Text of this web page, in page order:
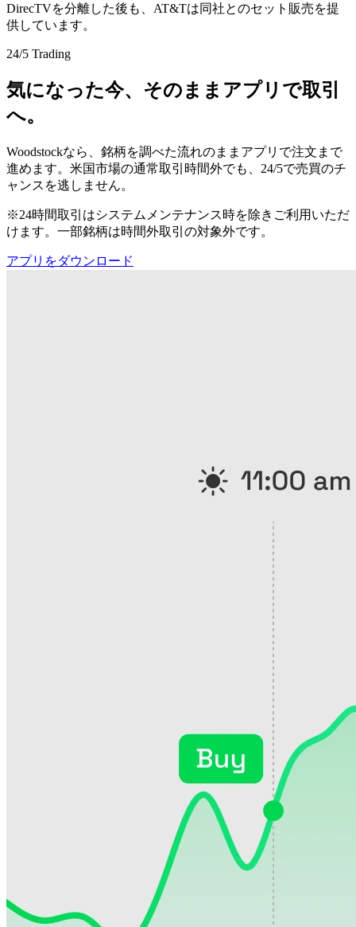
DirecTVを分離した後も、AT&Tは同社とのセット販売を提
供しています。
24/5 Trading
気になった今、そのままアプリで取引
へ。
Woodstockなら、銘柄を調べた流れのままアプリで注文まで
進めます。米国市場の通常取引時間外でも、24/5で売買のチ
ャンスを逃しません。
※24時間取引はシステムメンテナンス時を除きご利用いただ
けます。一部銘柄は時間外取引の対象外です。
アプリをダウンロード